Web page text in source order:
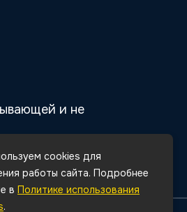
и не
cookies для
работы сайта. Подробнее
в Политике использования
.